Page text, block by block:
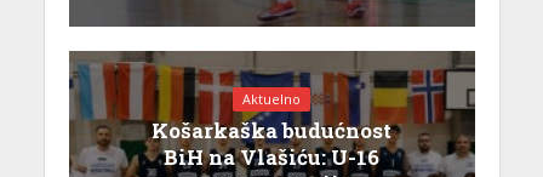
Aktuelno
Košarkaška budućnost
BiH na Vlašiću: U-16